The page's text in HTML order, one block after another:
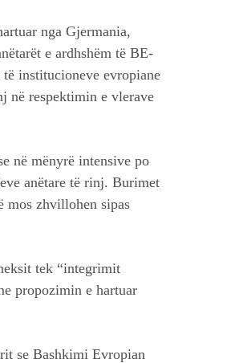
nga Gjermania,
e ardhshëm të BE-
institucioneve evropiane
në respektimin e vlerave
në mënyrë intensive po
anëtare të rinj. Burimet
mos zhvillohen sipas
tek “integrimit
propozimin e hartuar
se Bashkimi Evropian